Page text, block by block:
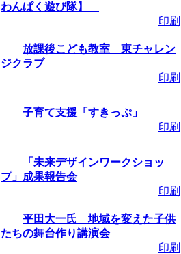
わんぱく遊び隊】
印刷
放課後こども教室 東チャレン
ジクラブ
印刷
子育て支援「すきっぷ」
印刷
「未来デザインワークショッ
プ」成果報告会
印刷
平田大一氏 地域を変えた子供
たちの舞台作り講演会
印刷